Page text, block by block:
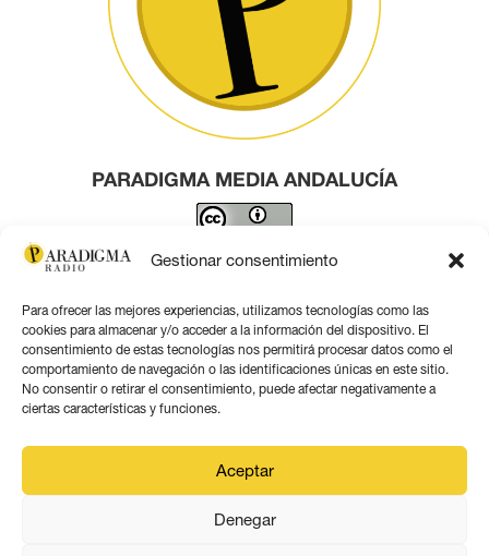
Gestionar consentimiento
Para ofrecer las mejores experiencias, utilizamos tecnologías como las
cookies para almacenar y/o acceder a la información del dispositivo. El
consentimiento de estas tecnologías nos permitirá procesar datos como el
comportamiento de navegación o las identificaciones únicas en este sitio.
No consentir o retirar el consentimiento, puede afectar negativamente a
ciertas características y funciones.
Aceptar
Denegar
PARADIGMA MEDIA ANDALUCÍA
Este obra está bajo una licencia de Creative Commons
Contacto por correo
Aviso legal
Política de privacidad